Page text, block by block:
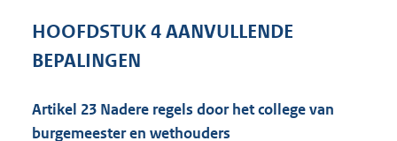
HOOFDSTUK4AANVULLENDE
BEPALINGEN
Artikel 23 Nadere regels door het college van
burgemeester en wethouders